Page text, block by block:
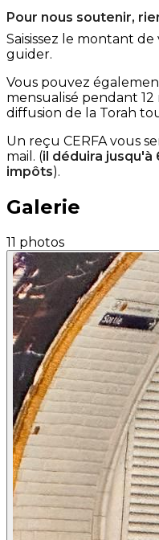
Pour nous soutenir,
Saisissez le montant
guider.
Vous pouvez
mensualisé pendant
diffusion de la Torah
Un reçu CERFA vous
mail. (il déduira jusqu'à
impôts).
Galerie
11 photos